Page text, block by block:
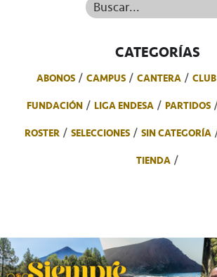
Buscar...
CATEGORÍAS
ABONOS CAMPUS CANTERA CLUB
FUNDACIÓN
LIGA ENDESA PARTIDOS
ROSTER
SELECCIONES SIN CATEGORÍA
TIENDA